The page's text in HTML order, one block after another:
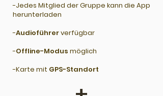
-Jedes Mitglied der Gruppe kann die App
herunterladen
-Audioführerverfügbar
-Offline-Modus möglich
-Karte mit GPS-Standort
+